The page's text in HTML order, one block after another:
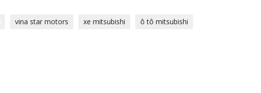
vina star motors xe mitsubishi ô tô mitsubishi